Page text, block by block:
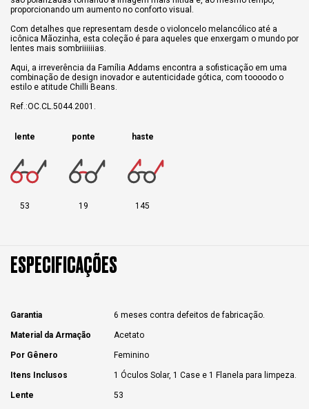
proporcionando um aumento no conforto visual.
Com detalhes que representam desde o violoncelo melancólico até a
icônica Mãozinha, esta coleção é para aqueles que enxergam o mundo por
lentes mais sombriiiiiias.
Aqui, a irreverência da Família Addams encontra a sofisticação em uma
combinação de design inovador e autenticidade gótica, com toooodo o
estilo e atitude Chilli Beans.
Ref.:OC.CL.5044.2001.
lente
53
ponte
19
haste
145
ESPECIFICAÇÕES
Garantia 6 meses contra defeitos de fabricação.
Material da Armação Acetato
Por Gênero Feminino
Itens Inclusos 1 Óculos Solar, 1 Case e 1 Flanela para limpeza.
Lente 53